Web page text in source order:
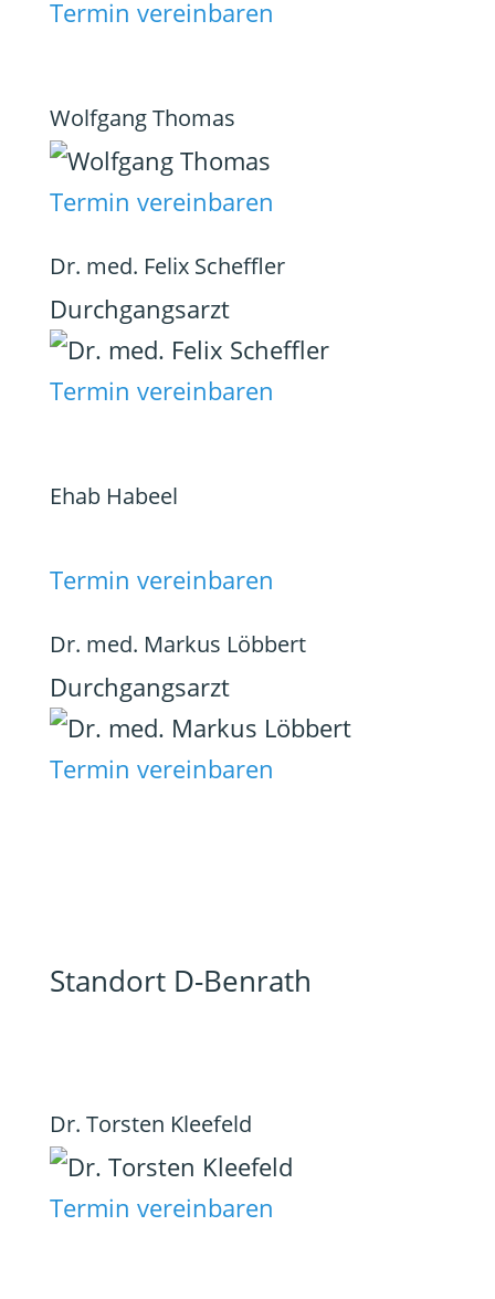
Termin vereinbaren
Wolfgang Thomas
Termin vereinbaren
Dr. med. Felix Scheffler
Durchgangsarzt
Termin vereinbaren
Ehab Habeel
Termin vereinbaren
Dr. med. Markus Löbbert
Durchgangsarzt
Termin vereinbaren
Standort D-Benrath
Dr. Torsten Kleefeld
Termin vereinbaren